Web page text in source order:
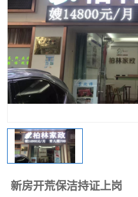
新房开荒保洁持证上岗